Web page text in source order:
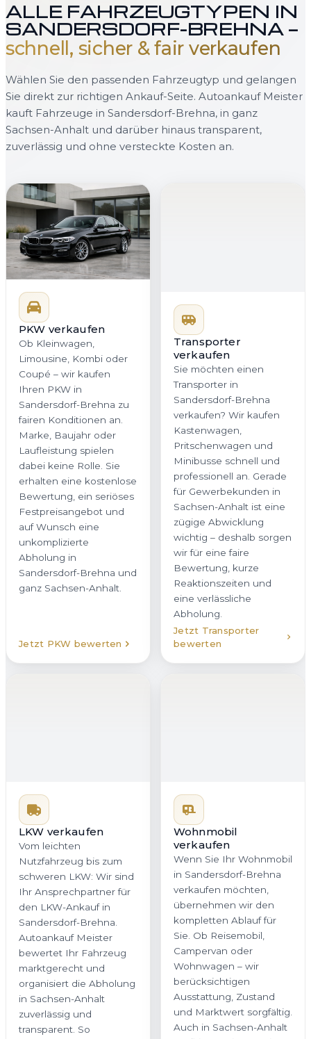
ALLE FAHRZEUGTYPEN IN
SANDERSDORF-BREHNA —
schnell, sicher & fair verkaufen
Wählen Sie den passenden Fahrzeugtyp und gelangen
Sie direkt zur richtigen Ankauf-Seite. Autoankauf Meister
kauft Fahrzeuge in Sandersdorf-Brehna, in ganz
Sachsen-Anhalt und darüber hinaus transparent,
zuverlässig und ohne versteckte Kosten an.
PKW verkaufen
Ob Kleinwagen,
Limousine, Kombi oder
Coupé – wir kaufen
Ihren PKW in
Sandersdorf-Brehna zu
fairen Konditionen an.
Marke, Baujahr oder
Laufleistung spielen
dabei keine Rolle. Sie
erhalten eine kostenlose
Bewertung, ein seriöses
Festpreisangebot und
auf Wunsch eine
unkomplizierte
Abholung in
Sandersdorf-Brehna und
ganz Sachsen-Anhalt.
Transporter
verkaufen
Sie möchten einen
Transporter in
Sandersdorf-Brehna
verkaufen? Wir kaufen
Kastenwagen,
Pritschenwagen und
Minibusse schnell und
professionell an. Gerade
für Gewerbekunden in
Sachsen-Anhalt ist eine
zügige Abwicklung
wichtig – deshalb sorgen
wir für eine faire
Bewertung, kurze
Reaktionszeiten und
eine verlässliche
Abholung.
Jetzt Transporter
bewerten
den LKW-Ankauf in
Sandersdorf-Brehna.
Autoankauf Meister
bewertet Ihr Fahrzeug
marktgerecht und
organisiert die Abholung
in Sachsen-Anhalt
zuverlässig und
transparent. So
verkaufen Sie Ihren LKW
ohne unnötigen
Aufwand.
Jetzt LKW bewerten
verkaufen möchten,
übernehmen wir den
kompletten Ablauf für
Sie. Ob Reisemobil,
Campervan oder
Wohnwagen – wir
berücksichtigen
Ausstattung, Zustand
und Marktwert sorgfältig.
Auch in Sachsen-Anhalt
profitieren Sie von einer
fairen Bewertung und
einer bequemen
Abholung.
Jetzt Wohnmobil
bewerten